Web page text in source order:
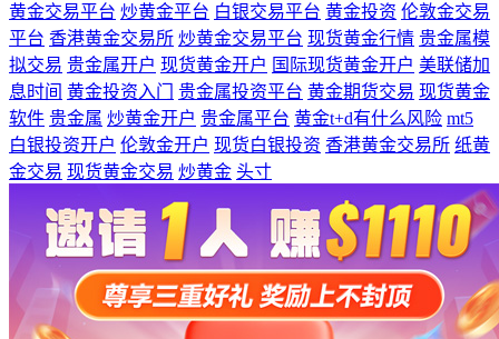
黄金交易平台 炒黄金平台 白银交易平台 黄金投资 伦敦金交易
平台 香港黄金交易所 炒黄金交易平台 现货黄金行情 贵金属模
拟交易 贵金属开户 现货黄金开户 国际现货黄金开户 美联储加
息时间 黄金投资入门 贵金属投资平台 黄金期货交易 现货黄金
软件 贵金属 炒黄金开户 贵金属平台 黄金t+d有什么风险 mt5
白银投资开户 伦敦金开户 现货白银投资 香港黄金交易所 纸黄
金交易 现货黄金交易 炒黄金 头寸